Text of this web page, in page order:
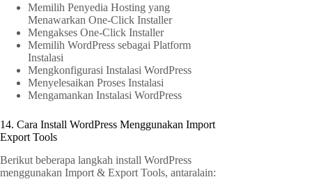
Memilih Penyedia Hosting yang
Menawarkan One-Click Installer
Mengakses One-Click Installer
Memilih WordPress sebagai Platform
Instalasi
Mengkonfigurasi Instalasi WordPress
Menyelesaikan Proses Instalasi
Mengamankan Instalasi WordPress
14. Cara Install WordPress Menggunakan Import
Export Tools
Berikut beberapa langkah install WordPress
menggunakan Import & Export Tools, antaralain: